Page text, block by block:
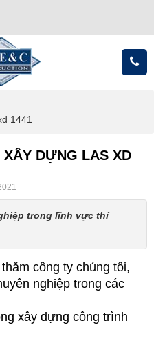
1441
DỰNG LAS XD
trong lĩnh vực thí
công ty chúng tôi,
nghiệp trong các
xây dựng công trình